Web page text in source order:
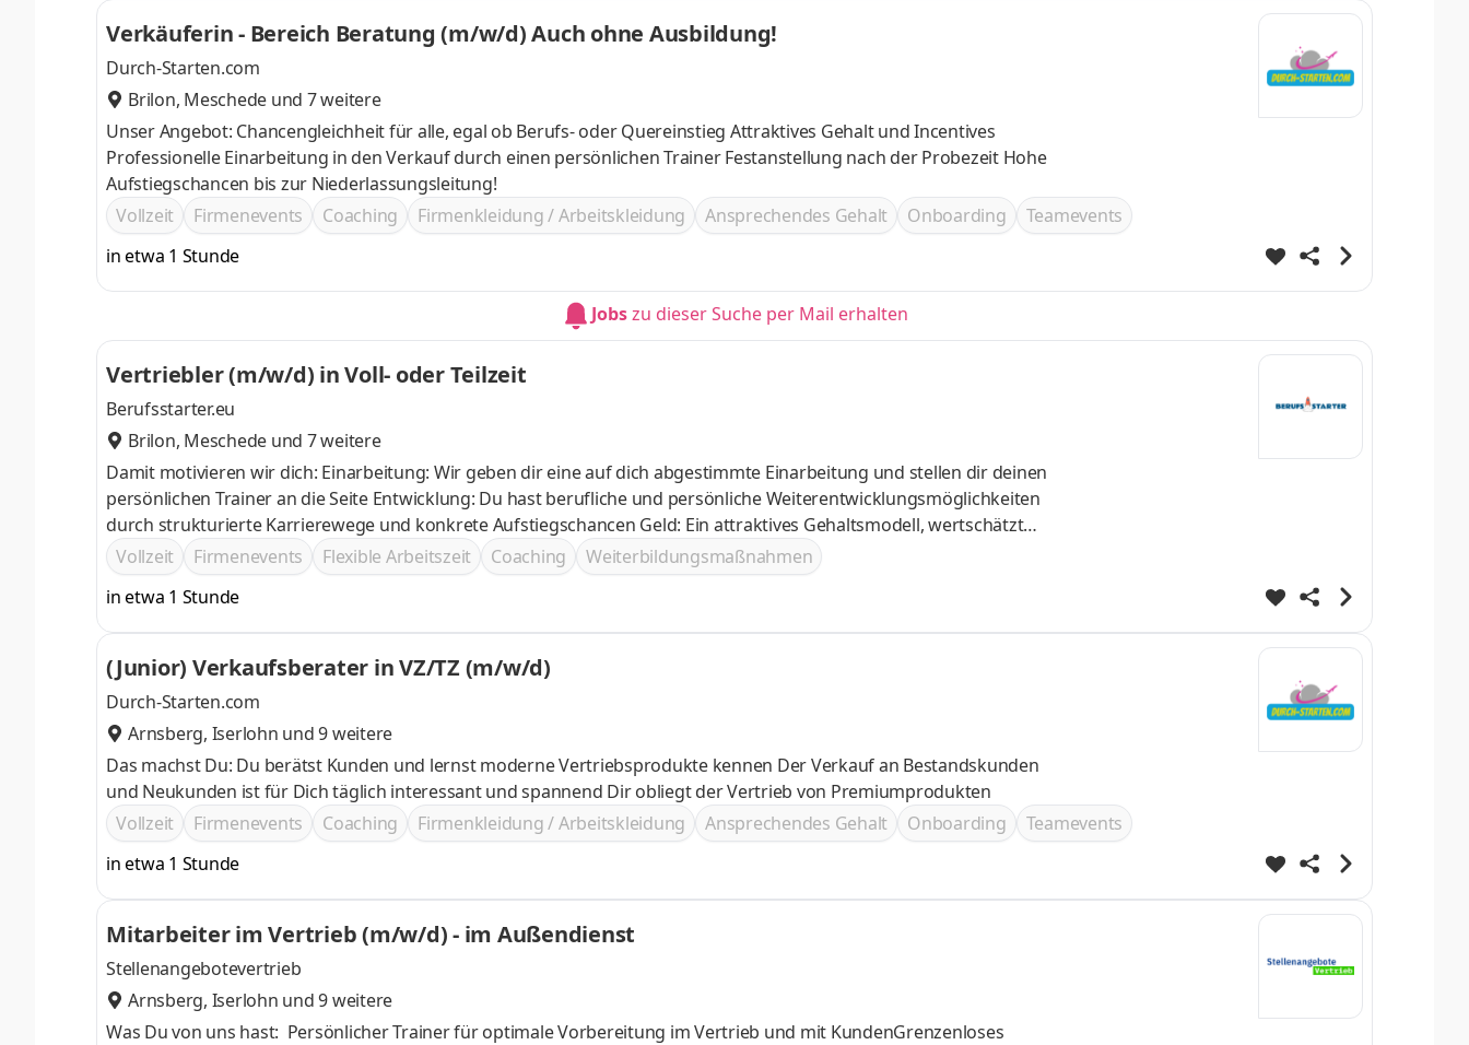
Verkäuferin - Bereich Beratung (m/w/d) Auch ohne Ausbildung!
Durch-Starten.com
Brilon, Meschede und 7 weitere
Unser Angebot: Chancengleichheit für alle, egal ob Berufs- oder Quereinstieg Attraktives Gehalt und Incentives
Professionelle Einarbeitung in den Verkauf durch einen persönlichen Trainer Festanstellung nach der Probezeit Hohe
Aufstiegschancen bis zur Niederlassungsleitung!
Vollzeit
Firmenevents Coaching Firmenkleidung / Arbeitskleidung Ansprechendes Gehalt Onboarding
Teamevents
in etwa 1 Stunde
Jobszu dieser Suche per Mail erhalten
Vertriebler (m/w/d) in Voll- oder Teilzeit
Berufsstarter.eu
Brilon, Meschede und 7 weitere
Damit motivieren wir dich: Einarbeitung: Wir geben dir eine auf dich abgestimmte Einarbeitung und stellen dir deinen
persönlichen Trainer an die Seite Entwicklung: Du hast berufliche und persönliche Weiterentwicklungsmöglichkeiten
durch strukturierte Karrierewege und konkrete Aufstiegschancen Geld: Ein attraktives Gehaltsmodell, wertschätzt
deine Arbeit und Ergebnisse Team: Teamgeist wird groß geschrieben - Du wirst Teil eines starken und
multikulturellen Teams, das sich gegenseitig unterstützt und motiviert
Vollzeit Firmenevents Flexible Arbeitszeit Coaching
Weiterbildungsmaßnahmen
in etwa 1 Stunde
(Junior) Verkaufsberater in VZ/TZ (m/w/d)
Durch-Starten.com
Arnsberg, Iserlohn und 9 weitere
Das machst Du: Du berätst Kunden und lernst moderne Vertriebsprodukte kennen Der Verkauf an Bestandskunden
und Neukunden ist für Dich täglich interessant und spannend Dir obliegt der Vertrieb von Premiumprodukten
Vollzeit
Firmenevents Coaching Firmenkleidung / Arbeitskleidung Ansprechendes Gehalt Onboarding
Teamevents
in etwa 1 Stunde
Mitarbeiter im Vertrieb (m/w/d) - im Außendienst
Stellenangebotevertrieb
Arnsberg, Iserlohn und 9 weitere
Was Du von uns hast: Persönlicher Trainer für optimale Vorbereitung im Vertrieb und mit KundenGrenzenloses